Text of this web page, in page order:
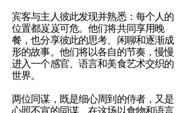
宾客与主人彼此发现并熟悉：每个人的
位置都岌岌可危。他们将共同享用晚
餐，也分享彼此的思考、闲聊和逐渐成
形的故事。他们将以各自的节奏，慢慢
进入一个感官、语言和美食艺术交织的
世界。
两位同谋，既是细心周到的侍者，又是